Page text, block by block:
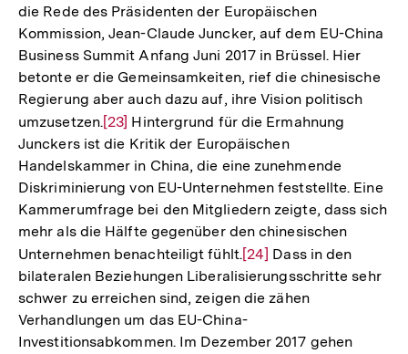
die Rede des Präsidenten der Europäischen
Kommission, Jean-Claude Juncker, auf dem EU-China
Business Summit Anfang Juni 2017 in Brüssel. Hier
betonte er die Gemeinsamkeiten, rief die chinesische
Regierung aber auch dazu auf, ihre Vision politisch
umzusetzen.Zur
Auflösung
der
Fußnote
[23] Hintergrund für die Ermahnung
Junckers ist die Kritik der Europäischen
Handelskammer in China, die eine zunehmende
Diskriminierung von EU-Unternehmen feststellte. Eine
Kammerumfrage bei den Mitgliedern zeigte, dass sich
mehr als die Hälfte gegenüber den chinesischen
Unternehmen benachteiligt fühlt.Zur
Auflösung
der
Fußnote
[24] Dass in den
bilateralen Beziehungen Liberalisierungsschritte sehr
schwer zu erreichen sind, zeigen die zähen
Verhandlungen um das EU-China-
Investitionsabkommen. Im Dezember 2017 gehen